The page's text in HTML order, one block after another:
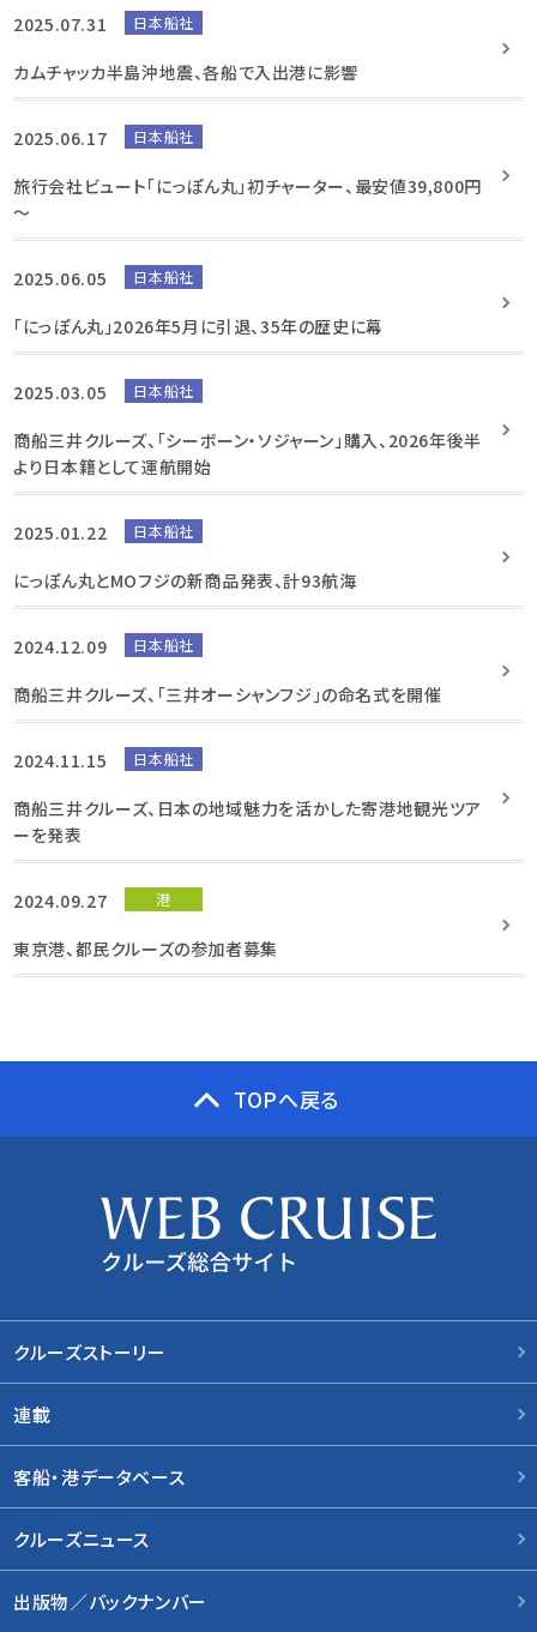
2025.07.31 日本船社
カムチャッカ半島沖地震、各船で入出港に影響
2025.06.17 日本船社
旅行会社ビュート「にっぽん丸」初チャーター、最安値39,800円
～
2025.06.05 日本船社
「にっぽん丸」2026年5月に引退、35年の歴史に幕
2025.03.05 日本船社
商船三井クルーズ、「シーボーン・ソジャーン」購入、2026年後半
より日本籍として運航開始
2025.01.22 日本船社
にっぽん丸とMOフジの新商品発表、計93航海
2024.12.09 日本船社
商船三井クルーズ、「三井オーシャンフジ」の命名式を開催
2024.11.15 日本船社
商船三井クルーズ、日本の地域魅力を活かした寄港地観光ツア
ーを発表
2024.09.27 港
東京港、都民クルーズの参加者募集
TOPへ戻る
クルーズストーリー
連載
客船・港データベース
クルーズニュース
出版物／バックナンバー